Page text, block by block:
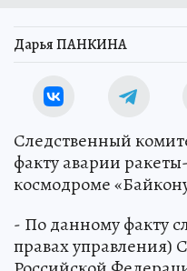
Дарья ПАНКИНА
Следственный
факту аварии
космодроме
- По данному факту
правах управления)